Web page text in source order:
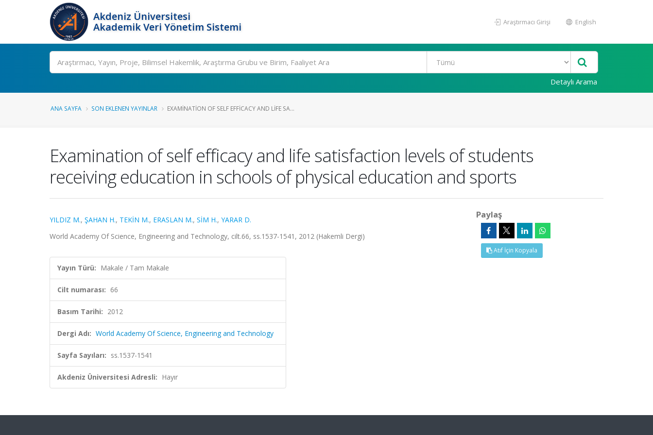
Akdeniz Üniversitesi
Akademik Veri Yönetim Sistemi
Araştırmacı Girişi English
Ara
Detaylı Arama
ANA SAYFA SON EKLENEN YAYINLAR EXAMINATION OF SELF EFFICACY AND LIFE SA...
Examination of self efficacy and life satisfaction levels of students
receiving education in schools of physical education and sports
YILDIZ M., ŞAHAN H., TEKİN M., ERASLAN M., SİM H., YARAR D.
World Academy Of Science, Engineering and Technology, cilt.66, ss.1537-1541, 2012 (Hakemli Dergi)
Yayın Türü: Makale / Tam Makale
Cilt numarası: 66
Basım Tarihi: 2012
Dergi Adı: World Academy Of Science, Engineering and Technology
Sayfa Sayıları: ss.1537-1541
Akdeniz Üniversitesi Adresli: Hayır
Paylaş
Atıf İçin Kopyala